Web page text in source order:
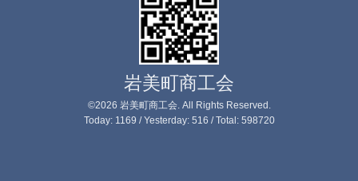
岩美町商工会
©2026 岩美町商工会. All Rights Reserved.
Today: 1169 / Yesterday: 516 / Total: 598720